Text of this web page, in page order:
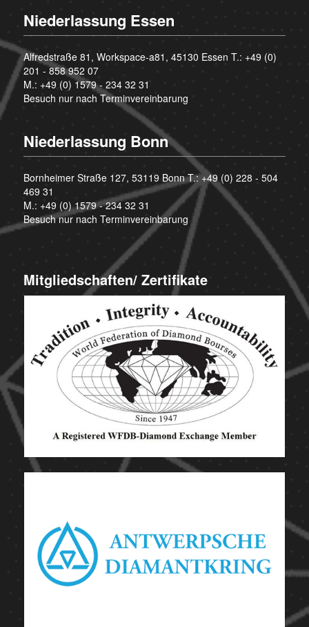
Niederlassung Essen
Alfredstraße 81, Workspace-a81, 45130 Essen T.: +49 (0)
201 - 858 952 07
M.: +49 (0) 1579 - 234 32 31
Besuch nur nach Terminvereinbarung
Niederlassung Bonn
Bornheimer Straße 127, 53119 Bonn T.:+49 (0) 228 - 504
469 31
M.: +49 (0) 1579 - 234 32 31
Besuch nur nach Terminvereinbarung
Mitgliedschaften/ Zertifikate